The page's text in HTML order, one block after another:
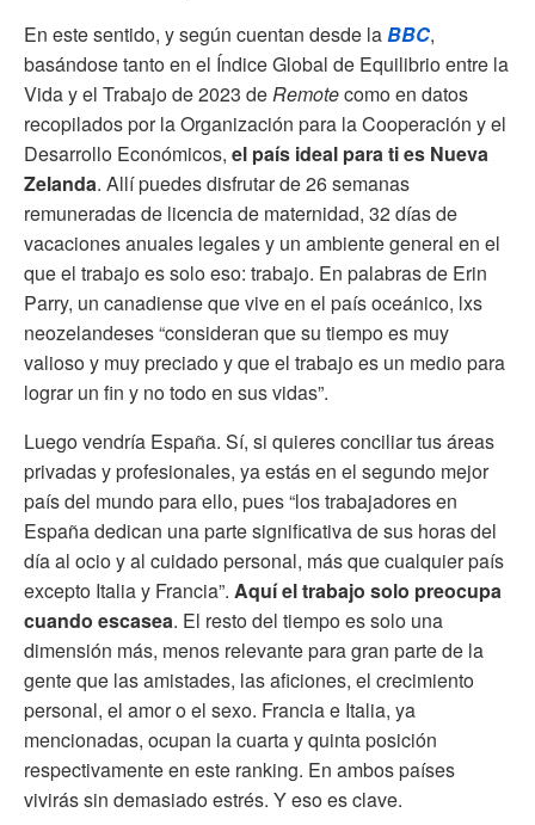
En este sentido, y según cuentan desde laBBC,
basándose tanto en el Índice Global de Equilibrio entre la
Vida y el Trabajo de 2023 deRemotecomo en datos
recopilados por la Organización para la Cooperación y el
Desarrollo Económicos, el país ideal para ti es Nueva
Zelanda. Allí puedes disfrutar de 26 semanas
remuneradas de licencia de maternidad, 32 días de
vacaciones anuales legales y un ambiente general en el
que el trabajo es solo eso: trabajo. En palabras de Erin
Parry, un canadiense que vive en el país oceánico, lxs
neozelandeses “consideran que su tiempo es muy
valioso y muy preciado y que el trabajo es un medio para
lograr un fin y no todo en sus vidas”.
Luego vendría España. Sí, si quieres conciliar tus áreas
privadas y profesionales, ya estás en el segundo mejor
país del mundo para ello, pues “los trabajadores en
España dedican una parte significativa de sus horas del
día al ocio y al cuidado personal, más que cualquier país
excepto Italia y Francia”. Aquí el trabajo solo preocupa
cuando escasea. El resto del tiempo es solo una
dimensión más, menos relevante para gran parte de la
gente que las amistades, las aficiones, el crecimiento
personal, el amor o el sexo. Francia e Italia, ya
mencionadas, ocupan la cuarta y quinta posición
respectivamente en este ranking. En ambos países
vivirás sin demasiado estrés. Y eso es clave.